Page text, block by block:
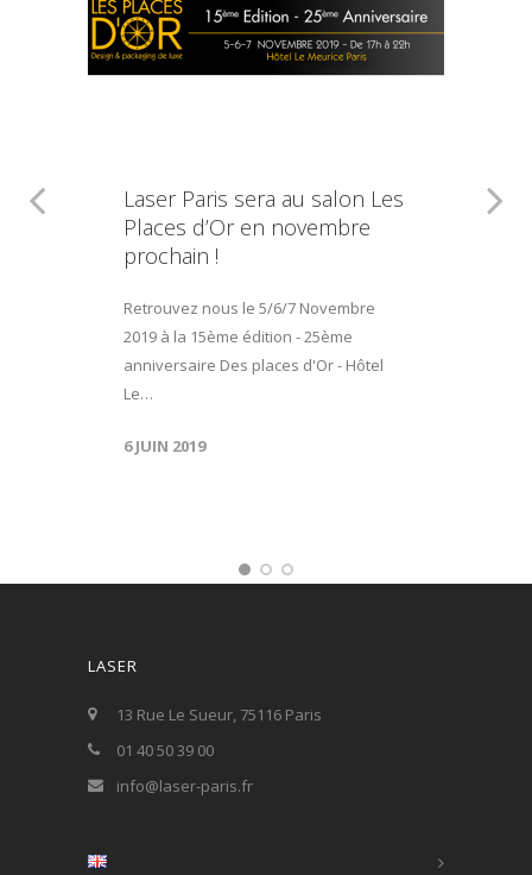
Laser Paris sera au salon Les
Places d’Or en novembre
prochain !
Retrouvez nous le 5/6/7 Novembre
2019 à la 15ème édition - 25ème
anniversaire Des places d'Or - Hôtel
Le…
6 JUIN 2019
LASER
13 Rue Le Sueur, 75116 Paris
01 40 50 39 00
info@laser-paris.fr